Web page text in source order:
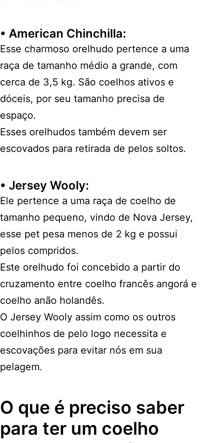
• American Chinchilla:
Esse charmoso orelhudo pertence a uma
raça de tamanho médio a grande, com
cerca de 3,5 kg. São coelhos ativos e
dóceis, por seu tamanho precisa de
espaço.
Esses orelhudos também devem ser
escovados para retirada de pelos soltos.
• Jersey Wooly:
Ele pertence a uma raça de coelho de
tamanho pequeno, vindo de Nova Jersey,
esse pet pesa menos de 2 kg e possui
pelos compridos.
Este orelhudo foi concebido a partir do
cruzamento entre coelho francês angorá e
coelho anão holandês.
O Jersey Wooly assim como os outros
coelhinhos de pelo logo necessita e
escovações para evitar nós em sua
pelagem.
O que é preciso saber
para ter um coelho